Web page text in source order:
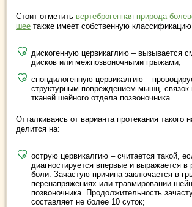
Стоит отметить вертеброгенная природа
шее также имеет собственную
дискогенную цервикаглию – вызывается
дисков или межпозвоночными грыжами;
спондилогенную цервикалгию –
структурным повреждением мышц, связок
тканей шейного отдела позвоночника.
Отталкиваясь от варианта протекания такого
делится на:
острую цервикалгию – считается такой,
диагностируется впервые и выражается
боли. Зачастую причина заключается в
перенапряжениях или травмировании
позвоночника. Продолжительность
составляет не более 10 суток;